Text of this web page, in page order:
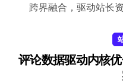
跨界融合，驱动站长
评论数据驱动内核